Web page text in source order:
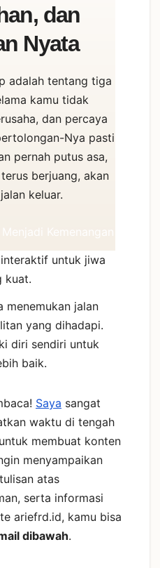
dan
Nyata
adalah tentang tiga
kamu tidak
dan percaya
Nya pasti
pernah putus asa,
berjuang, akan
keluar.
Kemenangan
untuk jiwa
kuat.
menemukan jalan
yang dihadapi.
diri sendiri untuk
baik.
Saya sangat
waktu di tengah
membuat konten
menyampaikan
atas
serta informasi
ariefrd.id, kamu bisa
dibawah.